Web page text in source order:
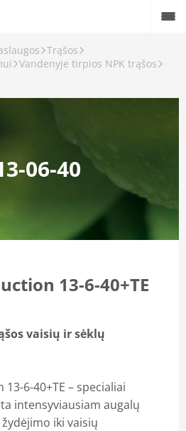
Trąšos
Vandenyje tirpios NPK trąšos
06-40
13-6-40+TE
vaisių ir sėklų
6-40+TE – specialiai
intensyviausiam augalų
iki vaisių